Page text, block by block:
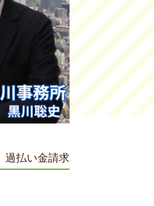
過払い金請求